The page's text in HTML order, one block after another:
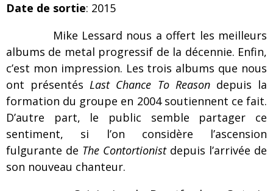
Date de sortie: 2015
Mike Lessard nous a offert les meilleurs
albums de metal progressif de la décennie. Enfin,
c’est mon impression. Les trois albums que nous
ont présentésLast Chance To Reasondepuis la
formation du groupe en 2004 soutiennent ce fait.
D’autre part, le public semble partager ce
sentiment, si l’on considère l’ascension
fulgurante de The Contortionistdepuis l’arrivée de
son nouveau chanteur.